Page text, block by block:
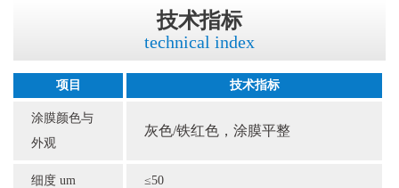
技术指标
technical index
项目 技术指标
涂膜颜色与
外观
灰色/铁红色，涂膜平整
细度 um ≤50